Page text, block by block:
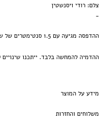
צלם: רודי ויסנשטין
-
ההדפסה מגיעה עם 1.5 סנטימטרים של שוליים לבנים הנכללים בגודל ההדפסה
ההדמיה להמחשה בלבד. ייתכנו
מידע על המוצר
משלוחים והחזרות